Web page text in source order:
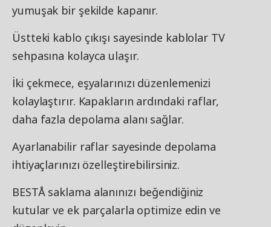
yumuşak bir şekilde kapanır.
Üstteki kablo çıkışı sayesinde kablolar TV
sehpasına kolayca ulaşır.
İki çekmece, eşyalarınızı düzenlemenizi
kolaylaştırır. Kapakların ardındaki raflar,
daha fazla depolama alanı sağlar.
Ayarlanabilir raflar sayesinde depolama
ihtiyaçlarınızı özelleştirebilirsiniz.
BESTÅ saklama alanınızı beğendiğiniz
kutular ve ek parçalarla optimize edin ve